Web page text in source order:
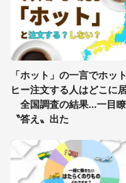
人驚がく
「修学旅
っ暗な道
を求めると
「ホット」の一言でホッ
ヒー注文する人はどこに
全国調査の結果...一目
〝答え〟出た